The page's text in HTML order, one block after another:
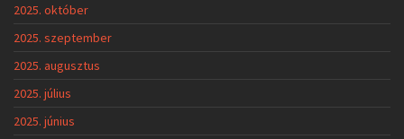
2025. október
2025. szeptember
2025. augusztus
2025. július
2025. június